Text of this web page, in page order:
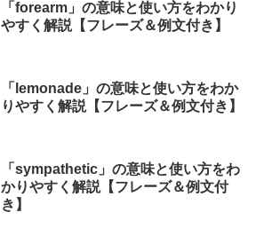
「forearm」の意味と使い方をわかり
やすく解説【フレーズ＆例文付き】
「lemonade」の意味と使い方をわか
りやすく解説【フレーズ＆例文付き】
「sympathetic」の意味と使い方をわ
かりやすく解説【フレーズ＆例文付
き】